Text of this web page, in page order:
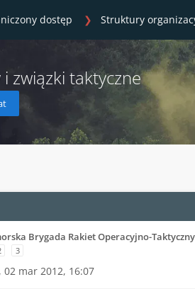
dostęp Struktury
i związki taktyczne
Brygada Rakiet Operacyjno-
3
02 mar 2012, 16:07